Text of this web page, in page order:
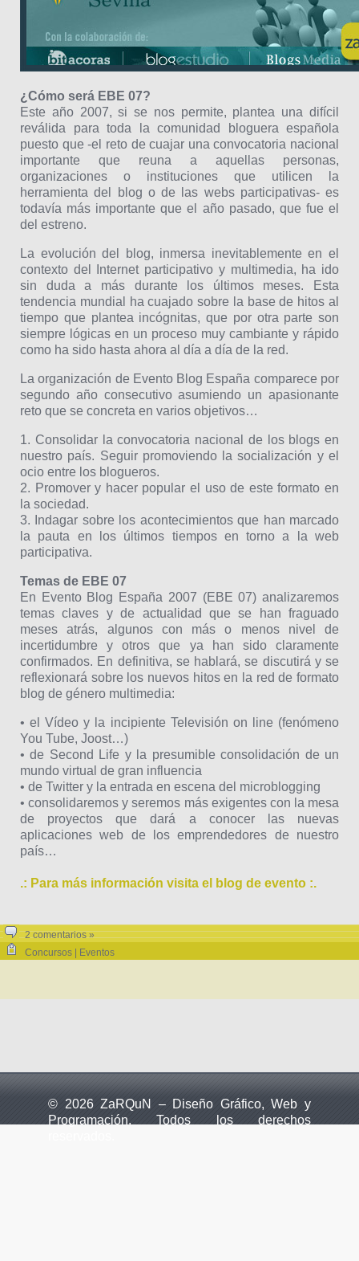
¿Cómo será EBE 07?
Este año 2007, si se nos permite, plantea una difícil
reválida para toda la comunidad bloguera española
puesto que -el reto de cuajar una convocatoria nacional
importante que reuna a aquellas personas,
organizaciones o instituciones que utilicen la
herramienta del blog o de las webs participativas- es
todavía más importante que el año pasado, que fue el
del estreno.
La evolución del blog, inmersa inevitablemente en el
contexto del Internet participativo y multimedia, ha ido
sin duda a más durante los últimos meses. Esta
tendencia mundial ha cuajado sobre la base de hitos al
tiempo que plantea incógnitas, que por otra parte son
siempre lógicas en un proceso muy cambiante y rápido
como ha sido hasta ahora al día a día de la red.
La organización de Evento Blog España comparece por
segundo año consecutivo asumiendo un apasionante
reto que se concreta en varios objetivos…
1. Consolidar la convocatoria nacional de los blogs en
nuestro país. Seguir promoviendo la socialización y el
ocio entre los blogueros.
2. Promover y hacer popular el uso de este formato en
la sociedad.
3. Indagar sobre los acontecimientos que han marcado
la pauta en los últimos tiempos en torno a la web
participativa.
Temas de EBE 07
En Evento Blog España 2007 (EBE 07) analizaremos
temas claves y de actualidad que se han fraguado
meses atrás, algunos con más o menos nivel de
incertidumbre y otros que ya han sido claramente
confirmados. En definitiva, se hablará, se discutirá y se
reflexionará sobre los nuevos hitos en la red de formato
blog de género multimedia:
• el Vídeo y la incipiente Televisión on line (fenómeno
You Tube, Joost…)
• de Second Life y la presumible consolidación de un
mundo virtual de gran influencia
• de Twitter y la entrada en escena del microblogging
• consolidaremos y seremos más exigentes con la mesa
de proyectos que dará a conocer las nuevas
aplicaciones web de los emprendedores de nuestro
país…
.: Para más información visita el blog de evento :.
2 comentarios »
Concursos | Eventos
© 2026 ZaRQuN – Diseño Gráfico, Web y
Programación. Todos los derechos